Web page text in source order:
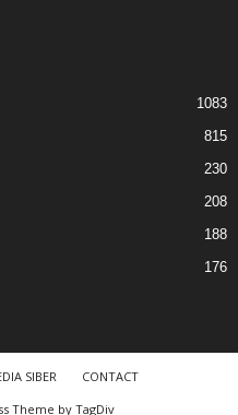
1083
815
230
208
188
176
SIBER
CONTACT
Theme by TagDiv